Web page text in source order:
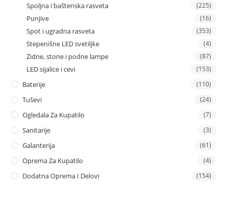
Spoljna i baštenska rasveta (225)
Punjive (16)
Spot i ugradna rasveta (353)
Stepenišne LED svetiljke (4)
Zidne, stone i podne lampe (87)
LED sijalice i cevi (153)
Baterije (110)
Tuševi (24)
Ogledala Za Kupatilo (7)
Sanitarije (3)
Galanterija (61)
Oprema Za Kupatilo (4)
Dodatna Oprema I Delovi (154)